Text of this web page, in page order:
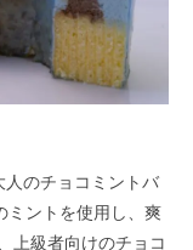
のチョコミントバ
ミントを使用し、爽
上級者向けのチョコ